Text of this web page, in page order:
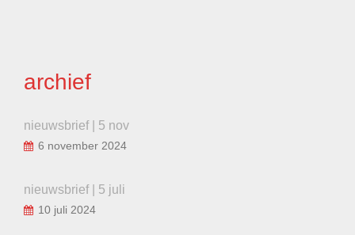
archief
nieuwsbrief | 5 nov
6 november 2024
nieuwsbrief | 5 juli
10 juli 2024